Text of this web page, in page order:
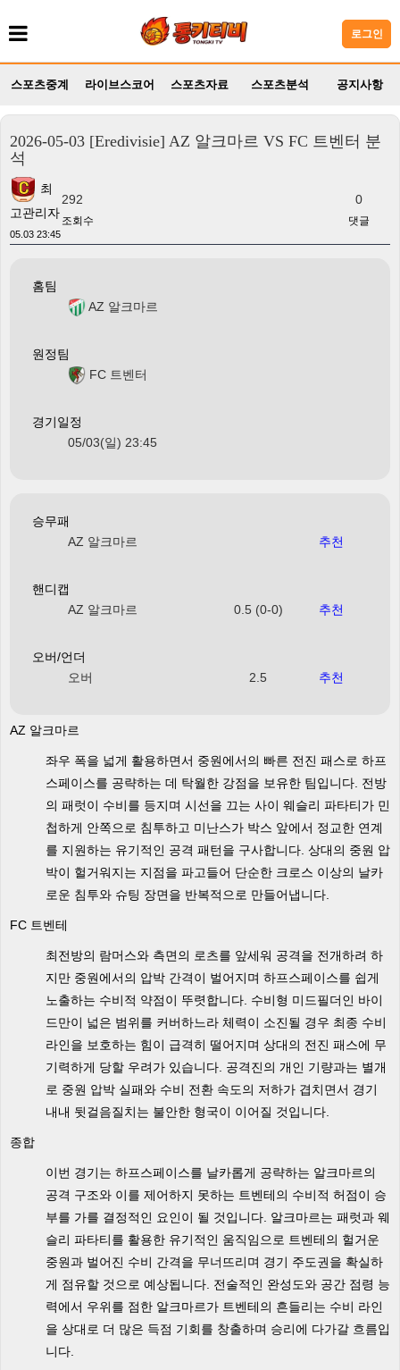
로그인
스포츠중계 라이브스코어 스포츠자료 스포츠분석 공지사항
2026-05-03 [Eredivisie] AZ 알크마르 VS FC 트벤터 분
석
최
고관리자
05.03 23:45
292
조회수
0
댓글
홈팀
AZ 알크마르
원정팀
FC 트벤터
경기일정
05/03(일) 23:45
승무패
AZ 알크마르
추천
핸디캡
AZ 알크마르
0.5 (0-0) 추천
오버/언더
오버
2.5 추천
AZ 알크마르
좌우 폭을 넓게 활용하면서 중원에서의 빠른 전진 패스로 하프
스페이스를 공략하는 데 탁월한 강점을 보유한 팀입니다. 전방
의 패럿이 수비를 등지며 시선을 끄는 사이 웨슬리 파타티가 민
첩하게 안쪽으로 침투하고 미난스가 박스 앞에서 정교한 연계
를 지원하는 유기적인 공격 패턴을 구사합니다. 상대의 중원 압
박이 헐거워지는 지점을 파고들어 단순한 크로스 이상의 날카
로운 침투와 슈팅 장면을 반복적으로 만들어냅니다.
FC 트벤테
최전방의 람머스와 측면의 로츠를 앞세워 공격을 전개하려 하
지만 중원에서의 압박 간격이 벌어지며 하프스페이스를 쉽게
노출하는 수비적 약점이 뚜렷합니다. 수비형 미드필더인 바이
드만이 넓은 범위를 커버하느라 체력이 소진될 경우 최종 수비
라인을 보호하는 힘이 급격히 떨어지며 상대의 전진 패스에 무
기력하게 당할 우려가 있습니다. 공격진의 개인 기량과는 별개
로 중원 압박 실패와 수비 전환 속도의 저하가 겹치면서 경기
내내 뒷걸음질치는 불안한 형국이 이어질 것입니다.
종합
이번 경기는 하프스페이스를 날카롭게 공략하는 알크마르의
공격 구조와 이를 제어하지 못하는 트벤테의 수비적 허점이 승
부를 가를 결정적인 요인이 될 것입니다. 알크마르는 패럿과 웨
슬리 파타티를 활용한 유기적인 움직임으로 트벤테의 헐거운
중원과 벌어진 수비 간격을 무너뜨리며 경기 주도권을 확실하
게 점유할 것으로 예상됩니다. 전술적인 완성도와 공간 점령 능
력에서 우위를 점한 알크마르가 트벤테의 흔들리는 수비 라인
을 상대로 더 많은 득점 기회를 창출하며 승리에 다가갈 흐름입
니다.